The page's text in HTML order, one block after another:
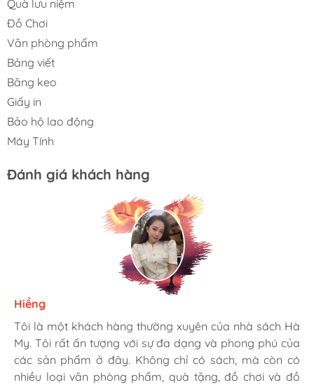
Quà lưu niệm
Đồ Chơi
Văn phòng phẩm
Bảng viết
Băng keo
Giấy in
Bảo hộ lao động
Máy Tính
Đánh giá khách hàng
Hiềng
Tôi là một khách hàng thường xuyên của nhà sách Hà
My. Tôi rất ấn tượng với sự đa dạng và phong phú của
các sản phẩm ở đây. Không chỉ có sách, mà còn có
nhiều loại văn phòng phẩm, quà tặng, đồ chơi và đồ
Ngọc Dung
Mình rất là hài lòng khi đến nhà sách Hà My. Họ có
nhiều loại sách hay và phong phú, từ văn học, khoa
học, kinh tế, đến sách thiếu nhi, sách ngoại ngữ và sách
kỹ năng sống. Nhân viên ở đây rất thân thiện và cực
Tâm
Tới đây mua hàng cho công ty nhiều lần rồi. sản phẩm
giá rẻ hơn mấy chỗ khác. Có bán sỉ nên giá cực kỳ ổn.
Chiều làm zìa hay chở bồ vào đây tô tượng... cũng vui.